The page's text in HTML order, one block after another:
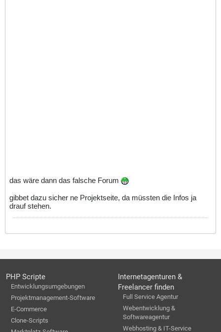
das wäre dann das falsche Forum
gibbet dazu sicher ne Projektseite, da müssten die Infos ja
drauf stehen.
PHP Scripte
Entwicklungsumgebungen
Projektmanagement-Software
E-Commerce
Clone-Scripts
Internetagenturen &
Freelancer finden
Full Service Agentur
Webentwicklung &
Softwareagentur
Webhosting & IT-Service